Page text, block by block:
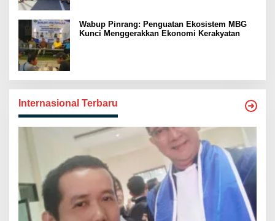
Wabup Pinrang: Penguatan Ekosistem MBG
Kunci Menggerakkan Ekonomi Kerakyatan
Internasional Terbaru